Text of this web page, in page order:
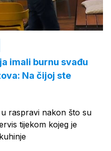
imali burnu svađu
Na čijoj ste
raspravi nakon što su
tijekom kojeg je